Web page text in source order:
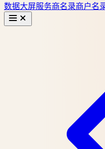
数据大屏服务商名录商户名